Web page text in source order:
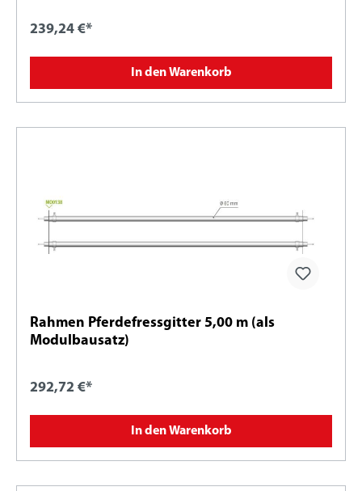
239,24 €*
In den Warenkorb
Rahmen Pferdefressgitter 5,00 m (als
Modulbausatz)
292,72 €*
In den Warenkorb